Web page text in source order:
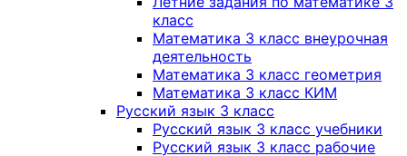
класс
Математика 3 класс внеурочная
деятельность
Математика 3 класс геометрия
Математика 3 класс КИМ
Русский язык 3 класс
Русский язык 3 класс учебники
Русский язык 3 класс рабочие